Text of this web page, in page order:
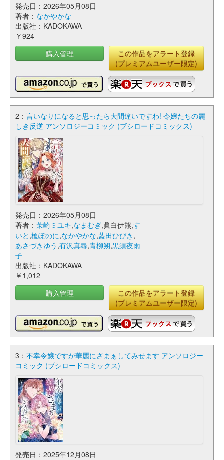
発売日：2026年05月08日
著者： なかやかな
出版社：KADOKAWA
￥924
購入管理
この作品をアラート登録
(プレミアムユーザー限定)
2： 言いなりになると思ったら大間違いですわ! 令嬢たちの麗
しき反逆 アンソロジーコミック (ブシロードコミックス)
発売日：2026年05月08日
著者： 茉崎ミユキ,なまむぎ,眞白伊熊,す
いと ,榎ぽのに,なかやかな,藍田ひびき ,
あさづきゆう ,有沢真尋,青柳朔,黒須夜雨
子
出版社：KADOKAWA
￥1,012
購入管理
この作品をアラート登録
(プレミアムユーザー限定)
3： 不幸令嬢ですが華麗にざまぁしてみせます アンソロジー
コミック (ブシロードコミックス)
発売日：2025年12月08日